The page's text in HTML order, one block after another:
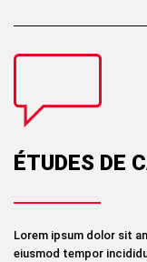
ÉTUDES DE
Lorem ipsum dolor sit
eiusmod tempor